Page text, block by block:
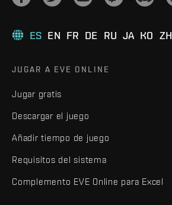
ES EN FR DE RU JA KO ZH
JUGAR A EVE ONLINE
Jugar gratis
Descargar el juego
Añadir tiempo de juego
Requisitos del sistema
Complemento EVE Online para Excel